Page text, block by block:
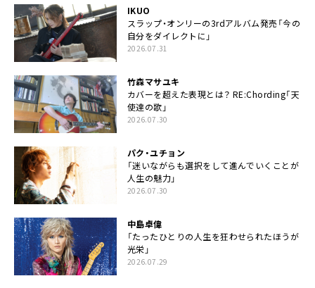
IKUO
スラップ・オンリーの3rdアルバム発売「今の
自分をダイレクトに」
2026.07.31
竹森マサユキ
カバーを超えた表現とは？ RE:Chording「天
使達の歌」
2026.07.30
パク・ユチョン
「迷いながらも選択をして進んでいくことが
人生の魅力」
2026.07.30
中島卓偉
「たったひとりの人生を狂わせられたほうが
光栄」
2026.07.29